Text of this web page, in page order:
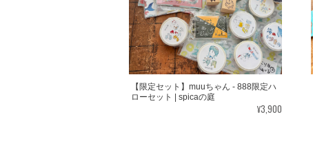
【限定セット】muuちゃん - 888限定ハ
ローセット | spicaの庭
¥3,900